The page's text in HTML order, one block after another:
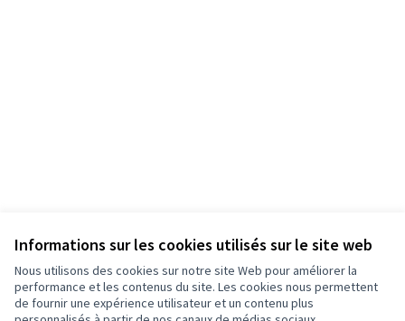
Informations sur les cookies utilisés sur le site web
Nous utilisons des cookies sur notre site Web pour améliorer la
performance et les contenus du site. Les cookies nous permettent
de fournir une expérience utilisateur et un contenu plus